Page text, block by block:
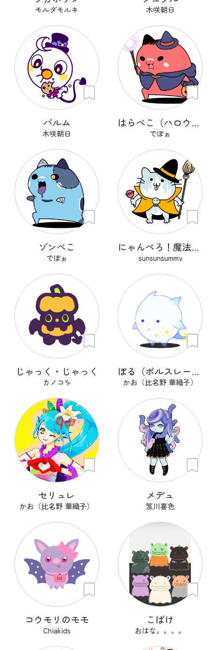
モルダモルキ 木咲朝日
バルム
木咲朝日
はらべこ（ハロウィン衣装）
でぼぉ
ゾンべこ
でぼぉ
にゃんぺろ！魔法使いっ
sunsunsummy
じゃっく・じゃっく
カノコ♑
ぽる（ポルスレーヌ）
かお（比名野 華織子）
セリュレ
かお（比名野 華織子）
メデュ
笈川喜色
コウモリのモモ
Chiakids
こばけ
おはな。。。。